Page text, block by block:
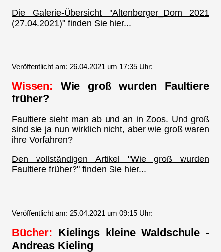
Die Galerie-Übersicht "Altenberger_Dom 2021
(27.04.2021)" finden Sie hier...
Veröffentlicht am: 26.04.2021 um 17:35 Uhr:
Wissen: Wie groß wurden Faultiere
früher?
Faultiere sieht man ab und an in Zoos. Und groß
sind sie ja nun wirklich nicht, aber wie groß waren
ihre Vorfahren?
Den vollständigen Artikel "Wie groß wurden
Faultiere früher?" finden Sie hier...
Veröffentlicht am: 25.04.2021 um 09:15 Uhr:
Bücher: Kielings kleine Waldschule -
Andreas Kieling